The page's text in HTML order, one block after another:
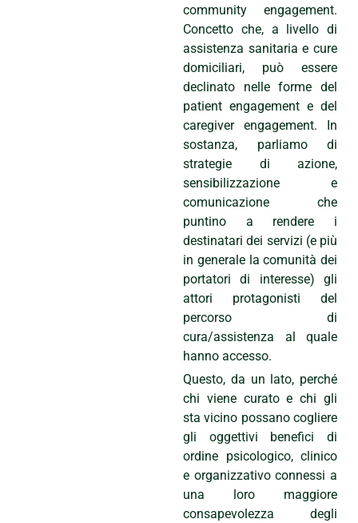
community engagement.
Concetto che, a livello di
assistenza sanitaria e cure
domiciliari, può essere
declinato nelle forme del
patient engagement e del
caregiver engagement. In
sostanza, parliamo di
strategie di azione,
sensibilizzazione e
comunicazione che
puntino a rendere i
destinatari dei servizi (e più
in generale la comunità dei
portatori di interesse) gli
attori protagonisti del
percorso di
cura/assistenza al quale
hanno accesso.
Questo, da un lato, perché
chi viene curato e chi gli
sta vicino possano cogliere
gli oggettivi benefici di
ordine psicologico, clinico
e organizzativo connessi a
una loro maggiore
consapevolezza degli